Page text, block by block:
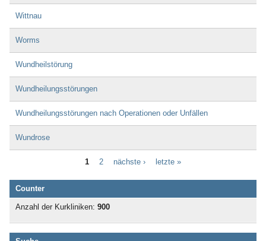
Wittnau
Worms
Wundheilstörung
Wundheilungsstörungen
Wundheilungsstörungen nach Operationen oder Unfällen
Wundrose
1 2 nächste › letzte »
Counter
Anzahl der Kurkliniken: 900